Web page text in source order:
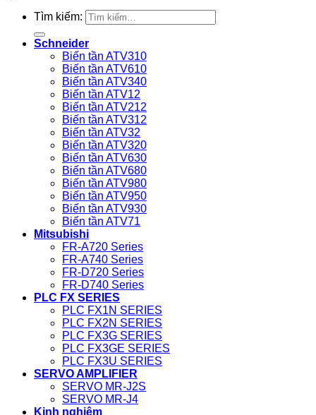
Tìm kiếm:
Schneider
Biến tần ATV310
Biến tần ATV610
Biến tần ATV340
Biến tần ATV12
Biến tần ATV212
Biến tần ATV312
Biến tần ATV32
Biến tần ATV320
Biến tần ATV630
Biến tần ATV680
Biến tần ATV980
Biến tần ATV950
Biến tần ATV930
Biến tần ATV71
Mitsubishi
FR-A720 Series
FR-A740 Series
FR-D720 Series
FR-D740 Series
PLC FX SERIES
PLC FX1N SERIES
PLC FX2N SERIES
PLC FX3G SERIES
PLC FX3GE SERIES
PLC FX3U SERIES
SERVO AMPLIFIER
SERVO MR-J2S
SERVO MR-J4
Kinh nghiệm